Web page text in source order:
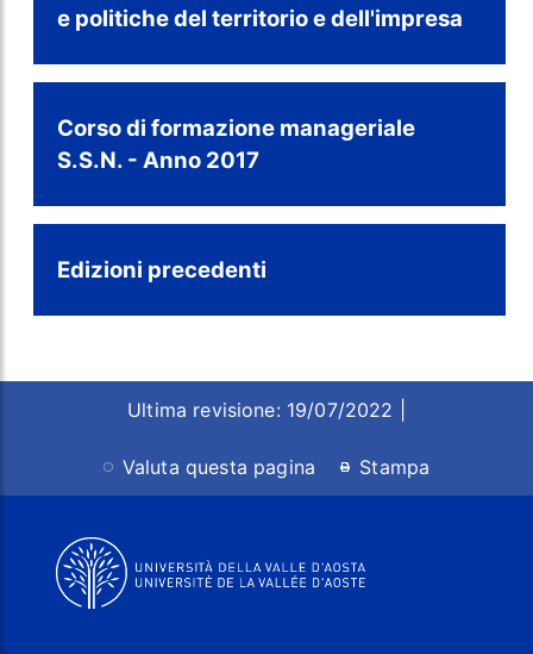
e politiche del territorio e dell'impresa
Corso di formazione manageriale
S.S.N. - Anno 2017
Edizioni precedenti
Ultima revisione: 19/07/2022 |
Valuta questa pagina Stampa